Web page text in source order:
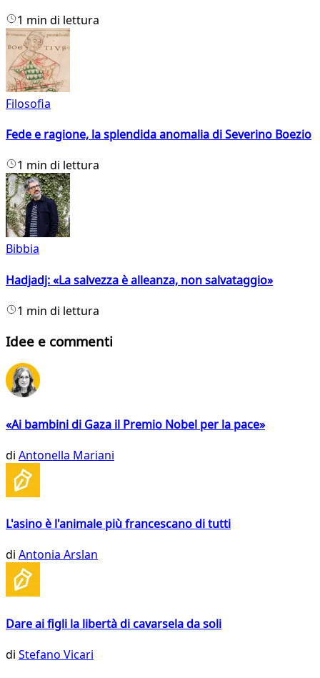
1 min di lettura
Filosofia
Fede e ragione, la splendida anomalia di Severino Boezio
1 min di lettura
Bibbia
Hadjadj: «La salvezza è alleanza, non salvataggio»
1 min di lettura
Idee e commenti
«Ai bambini di Gaza il Premio Nobel per la pace»
di Antonella Mariani
L'asino è l'animale più francescano di tutti
di Antonia Arslan
Dare ai figli la libertà di cavarsela da soli
di Stefano Vicari